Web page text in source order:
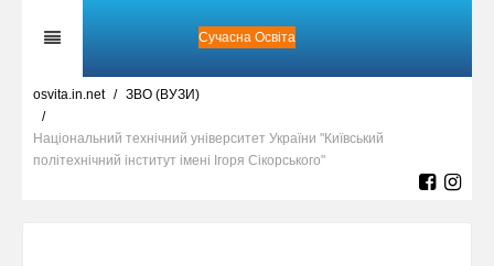
Сучасна Освіта
osvita.in.net ЗВО (ВУЗИ)
Національний технічний університет України "Київський
політехнічний інститут імені Ігоря Сікорського"